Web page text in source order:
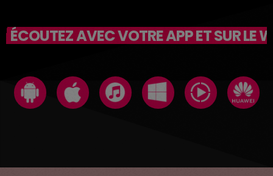
ÉCOUTEZ AVEC VOTRE APP ET SUR LE